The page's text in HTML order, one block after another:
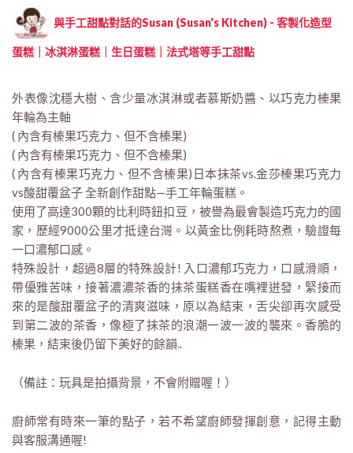
與手工甜點對話的Susan (Susan's Kitchen) - 客製化造型
蛋糕｜冰淇淋蛋糕｜生日蛋糕｜法式塔等手工甜點
外表像沈穩大樹、含少量冰淇淋或者慕斯奶醬、以巧克力榛果
年輪為主軸
( 內含有榛果巧克力、但不含榛果)
( 內含有榛果巧克力、但不含榛果)
( 內含有榛果巧克力、但不含榛果)日本抹茶vs.金莎榛果巧克力
vs酸甜覆盆子 全新創作甜點—手工年輪蛋糕。
使用了高達300顆的比利時鈕扣豆，被譽為最會製造巧克力的國
家，歷經9000公里才抵達台灣。以黃金比例耗時熬煮，驗證每
一口濃郁口感。
特殊設計，超過8層的特殊設計! 入口濃郁巧克力，口感滑順，
帶優雅苦味，接著濃濃茶香的抹茶蛋糕香在嘴裡迸發，緊接而
來的是酸甜覆盆子的清爽滋味，原以為結束，舌尖卻再次感受
到第二波的茶香，像極了抹茶的浪潮一波一波的襲來。香脆的
榛果，結束後仍留下美好的餘韻..
（備註：玩具是拍攝背景，不會附贈喔！）
廚師常有時來一筆的點子，若不希望廚師發揮創意，記得主動
與客服溝通喔!